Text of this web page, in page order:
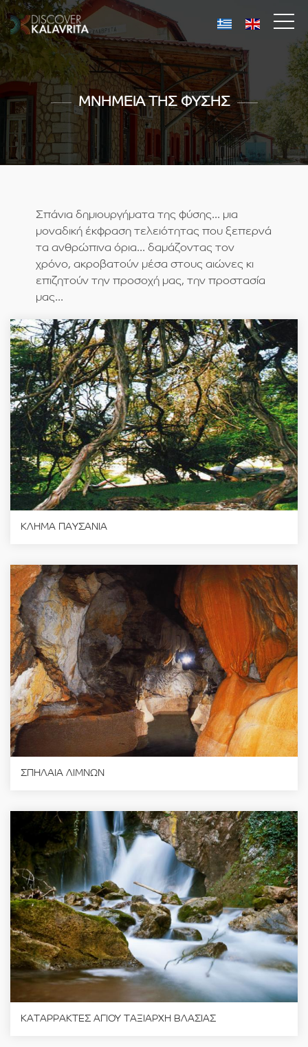
ΜΝΗΜΕΙΑ ΤΗΣ ΦΥΣΗΣ
Σπάνια δημιουργήματα της φύσης... μια
μοναδική έκφραση τελειότητας που ξεπερνά
τα ανθρώπινα όρια... δαμάζοντας τον
χρόνο, ακροβατούν μέσα στους αιώνες κι
επιζητούν την προσοχή μας, την προστασία
μας...
ΚΛΗΜΑ ΠΑΥΣΑΝΙΑ
ΣΠΗΛΑΙΑ ΛΙΜΝΩΝ
ΚΑΤΑΡΡΑΚΤΕΣ ΑΓΙΟΥ ΤΑΞΙΑΡΧΗ ΒΛΑΣΙΑΣ